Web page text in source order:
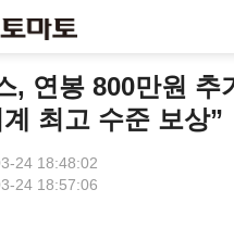
, 연봉 800만원 추
최고 수준 보상”
24 18:48:02
24 18:57:06